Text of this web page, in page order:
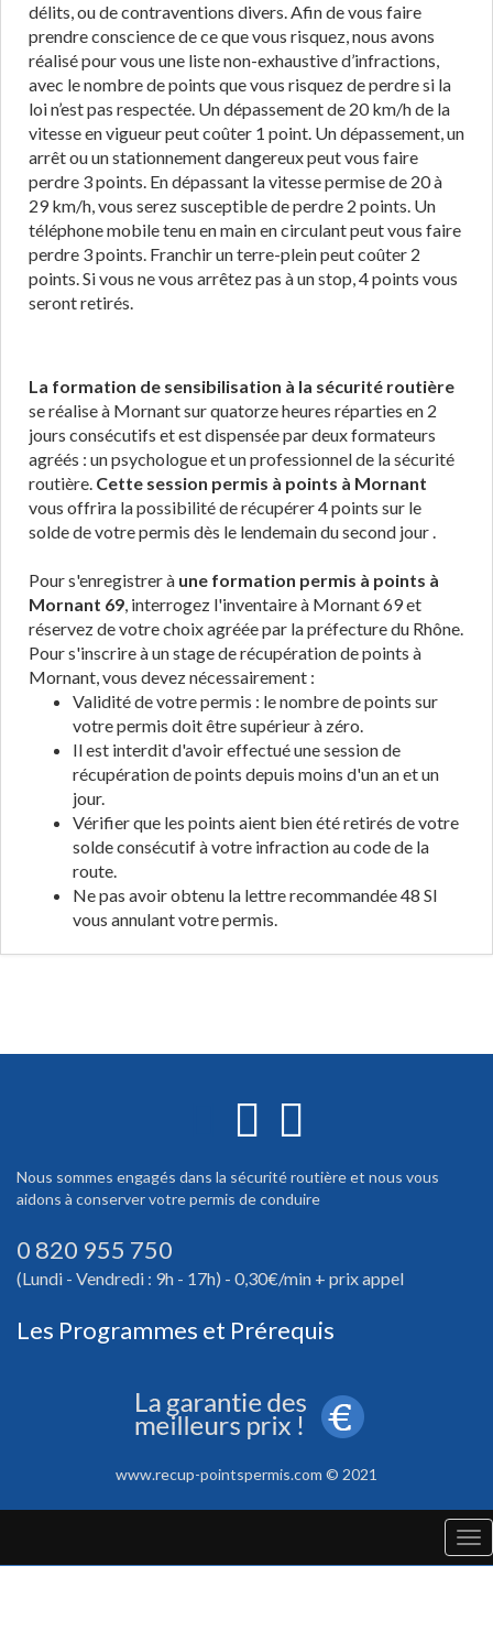
délits, ou de contraventions divers. Afin de vous faire
prendre conscience de ce que vous risquez, nous avons
réalisé pour vous une liste non-exhaustive d’infractions,
avec le nombre de points que vous risquez de perdre si la
loi n’est pas respectée. Un dépassement de 20 km/h de la
vitesse en vigueur peut coûter 1 point. Un dépassement, un
arrêt ou un stationnement dangereux peut vous faire
perdre 3 points. En dépassant la vitesse permise de 20 à
29 km/h, vous serez susceptible de perdre 2 points. Un
téléphone mobile tenu en main en circulant peut vous faire
perdre 3 points. Franchir un terre-plein peut coûter 2
points. Si vous ne vous arrêtez pas à un stop, 4 points vous
seront retirés.
La formation de sensibilisation à la sécurité routière
se réalise à Mornant sur quatorze heures réparties en 2
jours consécutifs et est dispensée par deux formateurs
agréés : un psychologue et un professionnel de la sécurité
routière. Cette session permis à points à Mornant
vous offrira la possibilité de récupérer 4 points sur le
solde de votre permis dès le lendemain du second jour .
Pour s'enregistrer à une formation permis à points à
Mornant 69, interrogez l'inventaire à Mornant 69 et
réservez de votre choix agréée par la préfecture du Rhône.
Pour s'inscrire à un stage de récupération de points à
Mornant, vous devez nécessairement :
Validité de votre permis : le nombre de points sur
votre permis doit être supérieur à zéro.
Il est interdit d'avoir effectué une session de
récupération de points depuis moins d'un an et un
jour.
Vérifier que les points aient bien été retirés de votre
solde consécutif à votre infraction au code de la
route.
Ne pas avoir obtenu la lettre recommandée 48 SI
vous annulant votre permis.
Nous sommes engagés dans la sécurité routière et nous vous
aidons à conserver votre permis de conduire
0 820 955 750
(Lundi - Vendredi : 9h - 17h) - 0,30€/min + prix appel
Les Programmes et Prérequis
www.recup-pointspermis.com © 2021